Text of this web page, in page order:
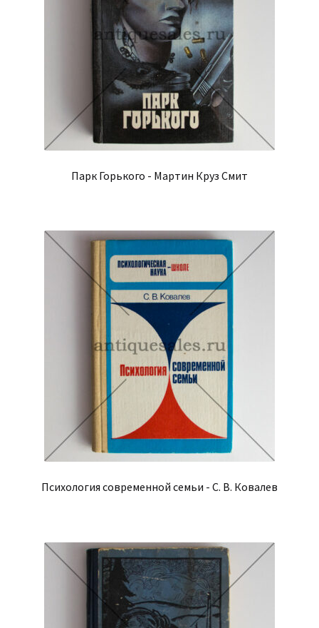
Парк Горького - Мартин Круз Смит
Психология современной семьи - С. В. Ковалев